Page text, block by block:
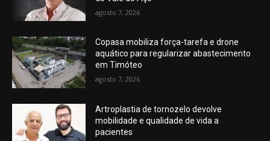
agosto 7, 2026
Copasa mobiliza força-tarefa e drone
aquático para regularizar abastecimento
em Timóteo
agosto 7, 2026
Artroplastia de tornozelo devolve
mobilidade e qualidade de vida a
pacientes